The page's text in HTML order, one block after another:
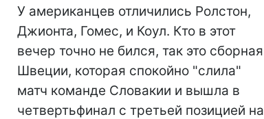
У американцев отличились Ролстон,
Джионта, Гомес, и Коул. Кто в этот
вечер точно не бился, так это сборная
Швеции, которая спокойно "слила"
матч команде Словакии и вышла в
четвертьфинал с третьей позицией на